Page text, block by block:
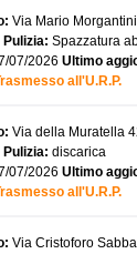
Via Mario
Pulizia: Spazzatura
07/2026 Ultimo
all'U.R.P.
Via della Muratella
Pulizia: discarica
07/2026 Ultimo
all'U.R.P.
Via Cristoforo